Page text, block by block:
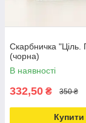
Скарбничка "Ціль.
(чорна)
В наявності
332,50 ₴ 350 ₴
Купити